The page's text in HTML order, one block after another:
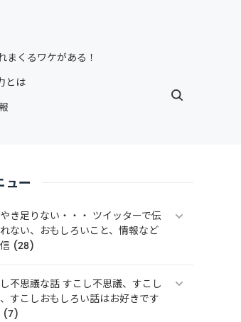
まくるワケがある！
とは
ュー
き足りない・・・ ツイッターで伝
ない、おもしろいこと、情報など
(28)
不思議な話 すこし不思議、すこし
すこしおもしろい話はお好きです
(7)